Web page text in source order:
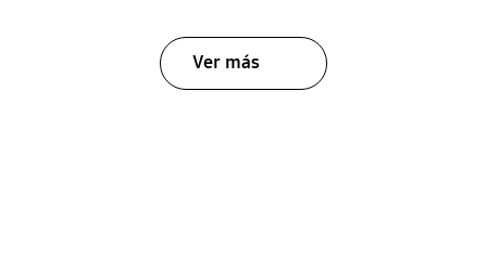
Ver más